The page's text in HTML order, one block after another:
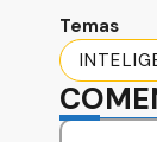
Temas